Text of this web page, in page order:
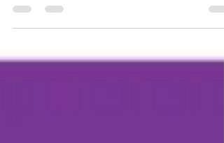
26 juillet 2023